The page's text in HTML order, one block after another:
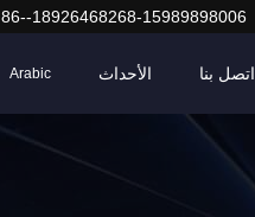
86--18926468268-15989898006
اتصل بنا الأحداث Arabic